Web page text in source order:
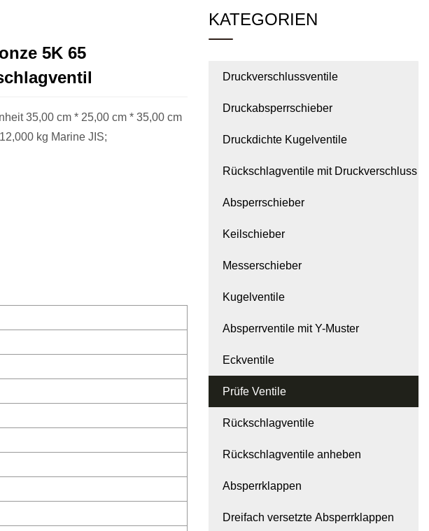
5K 65
35,00 cm * 25,00 cm * 35,00 cm
kg Marine JIS;
KATEGORIEN
Druckverschlussventile
Druckabsperrschieber
Druckdichte Kugelventile
Rückschlagventile mit Druckverschluss
Absperrschieber
Keilschieber
Messerschieber
Kugelventile
Absperrventile mit Y-Muster
Eckventile
Prüfe Ventile
Rückschlagventile
Rückschlagventile anheben
Absperrklappen
Dreifach versetzte Absperrklappen